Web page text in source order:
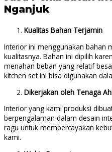
Nganjuk
Kualitas Bahan Terjamin
Interior ini menggunakan bahan
kualitasnya. Bahan ini dipilih
menahan beban yang relatif
kitchen set ini bisa digunakan
Dikerjakan oleh Tenaga
Interior yang kami produksi
berpengalaman dalam desain
ragu untuk mempercayakan
kami.